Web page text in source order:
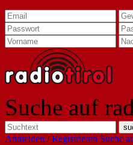
Suche auf
Anmelden /Registrieren Suche